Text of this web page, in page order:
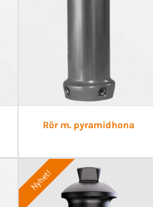
Rör m. pyramidhona
Nyhet!